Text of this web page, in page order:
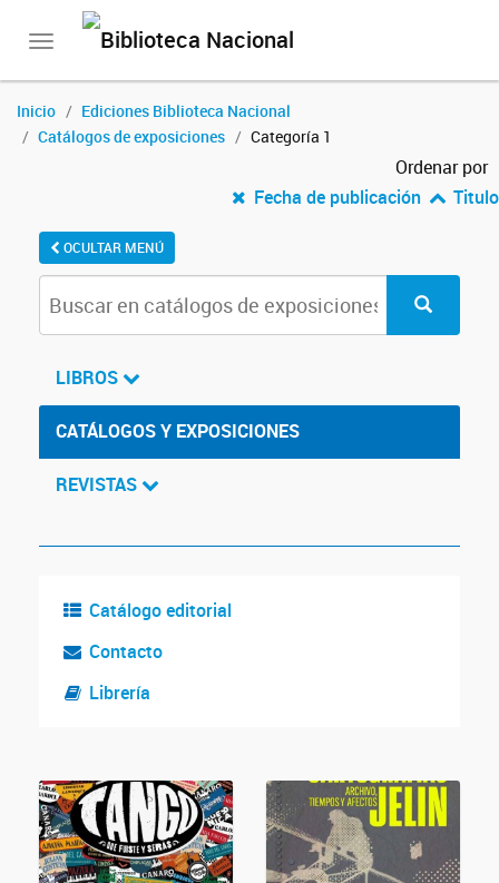
Toggle
Inicio
Ediciones Biblioteca Nacional
Catálogos de exposiciones
Categoría 1
Ordenar por
Fecha de publicación
Titulo
OCULTAR MENÚ
LIBROS
CATÁLOGOS Y EXPOSICIONES
REVISTAS
Catálogo editorial
Contacto
Librería